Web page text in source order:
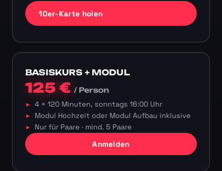
10er-Karte holen
BASISKURS + MODUL
125 €/ Person
4 × 120 Minuten, sonntags 16:00 Uhr
Modul Hochzeit oder Modul Aufbau inklusive
Nur für Paare · mind. 5 Paare
Anmelden